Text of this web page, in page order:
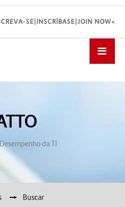
SE|INSCRÍBASE|JOIN NOW<
da TI
→ Buscar